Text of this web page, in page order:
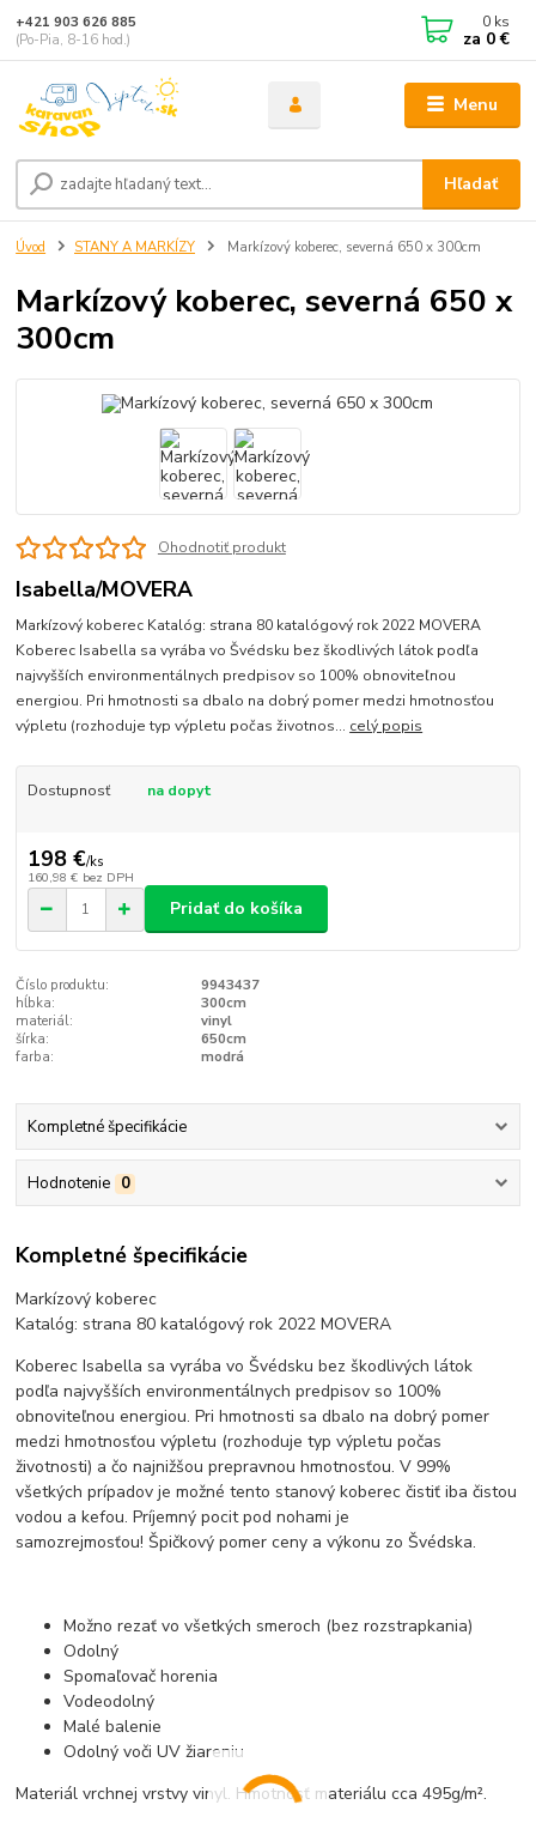
Menu
Hľadať
+421 903 626 885
(Po-Pia, 8-16 hod.)
0 ks
za 0 €
Úvod STANY A MARKÍZY Markízový koberec, severná 650 x 300cm
Markízový koberec, severná 650 x
300cm
Ohodnotiť produkt
Isabella/MOVERA
Markízový koberec Katalóg: strana 80 katalógový rok 2022 MOVERA
Koberec Isabella sa vyrába vo Švédsku bez škodlivých látok podľa
najvyšších environmentálnych predpisov so 100% obnoviteľnou
energiou. Pri hmotnosti sa dbalo na dobrý pomer medzi hmotnosťou
výpletu (rozhoduje typ výpletu počas životnos... celý popis
Dostupnosť na dopyt
198 €/ks
160,98 € bez DPH
Pridať do košíka
Číslo produktu:
9943437
hĺbka:
300cm
materiál:
vinyl
šírka:
650cm
farba:
modrá
Kompletné špecifikácie
Hodnotenie 0
Kompletné špecifikácie
Markízový koberec
Katalóg: strana 80 katalógový rok 2022 MOVERA
Koberec Isabella sa vyrába vo Švédsku bez škodlivých látok
podľa najvyšších environmentálnych predpisov so 100%
obnoviteľnou energiou. Pri hmotnosti sa dbalo na dobrý pomer
medzi hmotnosťou výpletu (rozhoduje typ výpletu počas
životnosti) a čo najnižšou prepravnou hmotnosťou. V 99%
všetkých prípadov je možné tento stanový koberec čistiť iba čistou
vodou a kefou. Príjemný pocit pod nohami je
samozrejmosťou! Špičkový pomer ceny a výkonu zo Švédska.
Možno rezať vo všetkých smeroch (bez rozstrapkania)
Odolný
Spomaľovač horenia
Vodeodolný
Malé balenie
Odolný voči UV žiareniu
Materiál vrchnej vrstvy vinyl. Hmotnosť materiálu cca 495g/m².